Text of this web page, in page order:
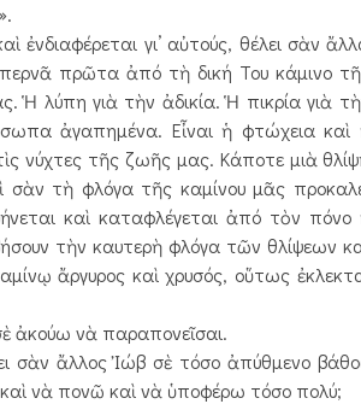
γι’ αὐτούς, θέλει σὰν
περνᾶ πρῶτα ἀπό τὴ δική Του κάμινο
Ἡ λύπη γιὰ τὴν ἀδικία. Ἡ πικρία γιὰ
ἀγαπημένα. Εἶναι ἡ φτώχεια καὶ
νύχτες τῆς ζωῆς μας. Κάποτε μιὰ
σὰν τὴ φλόγα τῆς καμίνου μᾶς
καὶ καταφλέγεται ἀπό τὸν πόνο
τὴν καυτερὴ φλόγα τῶν θλίψεων
ἄργυρος καὶ χρυσός, οὕτως
ἀκούω νὰ παραπονεῖσαι.
σὰν ἄλλος Ἰώβ σὲ τόσο ἀπύθμενο
καὶ νὰ πονῶ καὶ νὰ ὑποφέρω τόσο πολύ;